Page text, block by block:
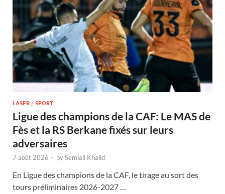
LASER / SPORT
Ligue des champions de la CAF: Le MAS de
Fès et la RS Berkane fixés sur leurs
adversaires
7 août 2026 - bySemlali Khalid
En Ligue des champions de la CAF, le tirage au sort des
tours préliminaires 2026-2027 …